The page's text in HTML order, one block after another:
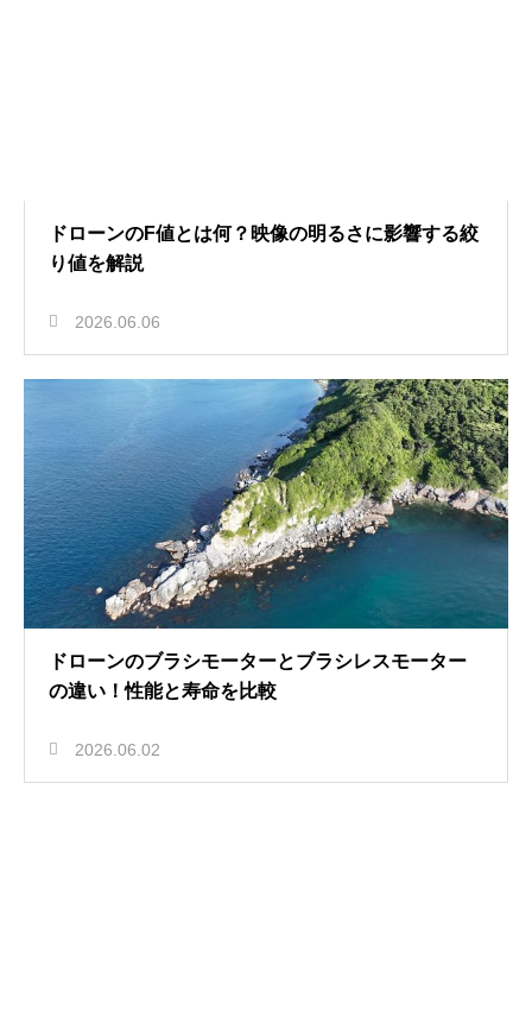
ドローンのF値とは何？映像の明るさに影響する絞
り値を解説
2026.06.06
ドローンのブラシモーターとブラシレスモーター
の違い！性能と寿命を比較
2026.06.02